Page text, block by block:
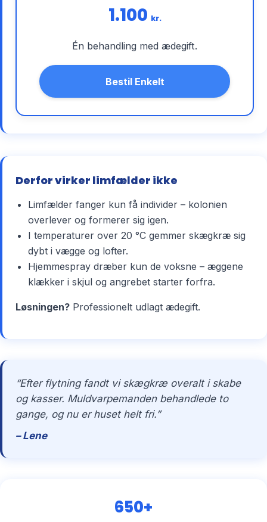
1.100 kr.
Én behandling med ædegift.
Bestil Enkelt
Derfor virker limfælder ikke
Limfælder fanger kun få individer – kolonien
overlever og formerer sig igen.
I temperaturer over 20 °C gemmer skægkræ sig
dybt i vægge og lofter.
Hjemmespray dræber kun de voksne – æggene
klækker i skjul og angrebet starter forfra.
Løsningen? Professionelt udlagt ædegift.
“Efter flytning fandt vi skægkræ overalt i skabe
og kasser. Muldvarpemanden behandlede to
gange, og nu er huset helt fri.”
– Lene
650+